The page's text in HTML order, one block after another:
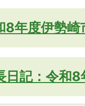
8年度伊勢崎
日記：令和8